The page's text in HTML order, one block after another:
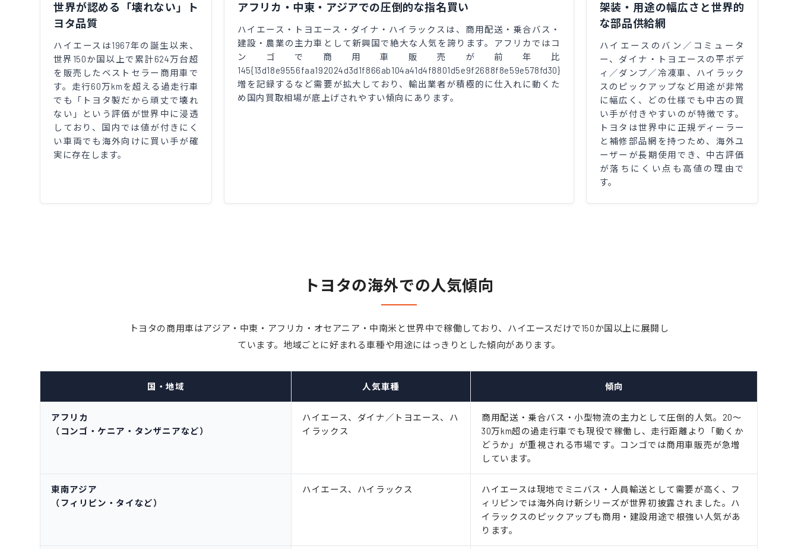
世界が認める「壊れない」ト
ヨタ品質
ハイエースは1967年の誕生以来、
世界150か国以上で累計624万台超
を販売したベストセラー商用車で
す。走行60万kmを超える過走行車
でも「トヨタ製だから頑丈で壊れ
ない」という評価が世界中に浸透
しており、国内では値が付きにく
い車両でも海外向けに買い手が確
実に存在します。
アフリカ・中東・アジアでの圧倒的な指名買い
ハイエース・トヨエース・ダイナ・ハイラックスは、商用配送・乗合バス・
建設・農業の主力車として新興国で絶大な人気を誇ります。アフリカではコ
ンゴで商用車販売が前年比
145{13d18e9556faa192024d3d1f866ab104a41d4f8801d5e9f2688f8e59e578fd30}
増を記録するなど需要が拡大しており、輸出業者が積極的に仕入れに動くた
め国内買取相場が底上げされやすい傾向にあります。
架装・用途の幅広さと世界的
な部品供給網
ハイエースのバン／コミュータ
ー、ダイナ・トヨエースの平ボデ
ィ／ダンプ／冷凍車、ハイラック
スのピックアップなど用途が非常
に幅広く、どの仕様でも中古の買
い手が付きやすいのが特徴です。
トヨタは世界中に正規ディーラー
と補修部品網を持つため、海外ユ
ーザーが長期使用でき、中古評価
が落ちにくい点も高値の理由で
す。
トヨタの海外での人気傾向
トヨタの商用車はアジア・中東・アフリカ・オセアニア・中南米と世界中で稼働しており、ハイエースだけで150か国以上に展開し
ています。地域ごとに好まれる車種や用途にはっきりとした傾向があります。
国・地域 人気車種 傾向
アフリカ
（コンゴ・ケニア・タンザニアなど）
ハイエース、ダイナ／トヨエース、ハ
イラックス
商用配送・乗合バス・小型物流の主力として圧倒的人気。20〜
30万km超の過走行車でも現役で稼働し、走行距離より「動くか
どうか」が重視される市場です。コンゴでは商用車販売が急増
しています。
東南アジア
（フィリピン・タイなど）
ハイエース、ハイラックス
ハイエースは現地でミニバス・人員輸送として需要が高く、フ
ィリピンでは海外向け新シリーズが世界初披露されました。ハ
イラックスのピックアップも商用・建設用途で根強い人気があ
ります。